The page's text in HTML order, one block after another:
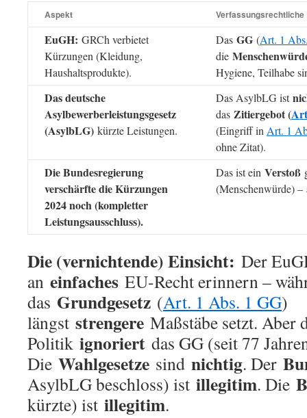
Aspekt Verfassungsrechtliche
EuGH: GRCh verbietet
Kürzungen (Kleidung,
Haushaltsprodukte).
Das GG (Art. 1
die
Hygiene, Teilhabe
Das deutsche
Asylbewerberleistungsgesetz
(AsylbLG) kürzte Leistungen.
Das AsylbLG ist
das Zitiergebot (
(Eingriff in Art. 1
ohne Zitat).
Die Bundesregierung
verschärfte die Kürzungen
2024 noch (kompletter
Leistungsausschluss).
Das ist ein Verstoß
(Menschenwürde) –
Die (vernichtende) Einsicht: Der
an einfaches EU-Recht erinnern –
das Grundgesetz (Art. 1 Abs. 1 GG)
längst strengere Maßstäbe setzt. Aber
Politik ignoriert das GG (seit 77
Die Wahlgesetze sind nichtig. Der
AsylbLG beschloss) ist illegitim. Die
kürzte) ist illegitim.